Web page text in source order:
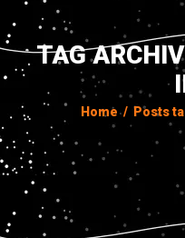
TAG
Home / Posts